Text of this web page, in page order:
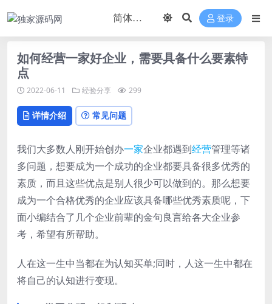
登录
如何经营一家好企业，需要具备什么要素特
点
2022-06-11 经验分享 299
详情介绍 常见问题
我们大多数人刚开始创办一家企业都遇到经营管理等诸
多问题，想要成为一个成功的企业都要具备很多优秀的
素质，而且这些优点是别人很少可以做到的。那么想要
成为一个合格优秀的企业应该具备哪些优秀素质呢，下
面小编结合了几个企业前辈的金句良言给各大企业参
考，希望有所帮助。
人在这一生中当都在为认知买单;同时，人这一生中都在
将自己的认知进行变现。